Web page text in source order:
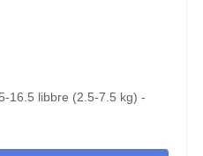
16.5 libbre (2.5-7.5 kg) -